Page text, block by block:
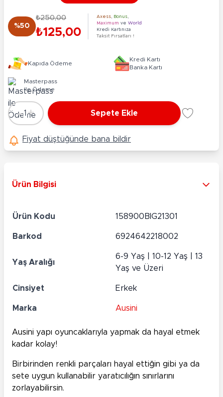
%50
₺250,00
₺125,00
Axess Bonus
Maximum ve World
Kredi Kartınıza
Taksit Fırsatları !
Kapıda Ödeme
Kredi Kartı
Banka Kartı
Masterpass
ile Ödeme
Adet
-1 + Sepete Ekle
Fiyat düştüğünde bana bildir
Ürün Bilgisi
Ürün Kodu 158900BIG21301
Barkod 6924642218002
Yaş Aralığı
6-9 Yaş | 10-12 Yaş | 13
Yaş ve Üzeri
Cinsiyet Erkek
Marka Ausini
Ausini yapı oyuncaklarıyla yapmak da hayal etmek
kadar kolay!
Birbirinden renkli parçaları hayal ettiğin gibi ya da
sete uygun kullanabilir yaratıcılığın sınırlarını
zorlayabilirsin.